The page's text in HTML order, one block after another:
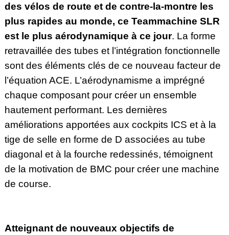
des vélos de route et de contre-la-montre les
plus rapides au monde, ce Teammachine SLR
est le plus aérodynamique à ce jour. La forme
retravaillée des tubes et l’intégration fonctionnelle
sont des éléments clés de ce nouveau facteur de
l’équation ACE. L’aérodynamisme a imprégné
chaque composant pour créer un ensemble
hautement performant. Les dernières
améliorations apportées aux cockpits ICS et à la
tige de selle en forme de D associées au tube
diagonal et à la fourche redessinés, témoignent
de la motivation de BMC pour créer une machine
de course.
Atteignant de nouveaux objectifs de